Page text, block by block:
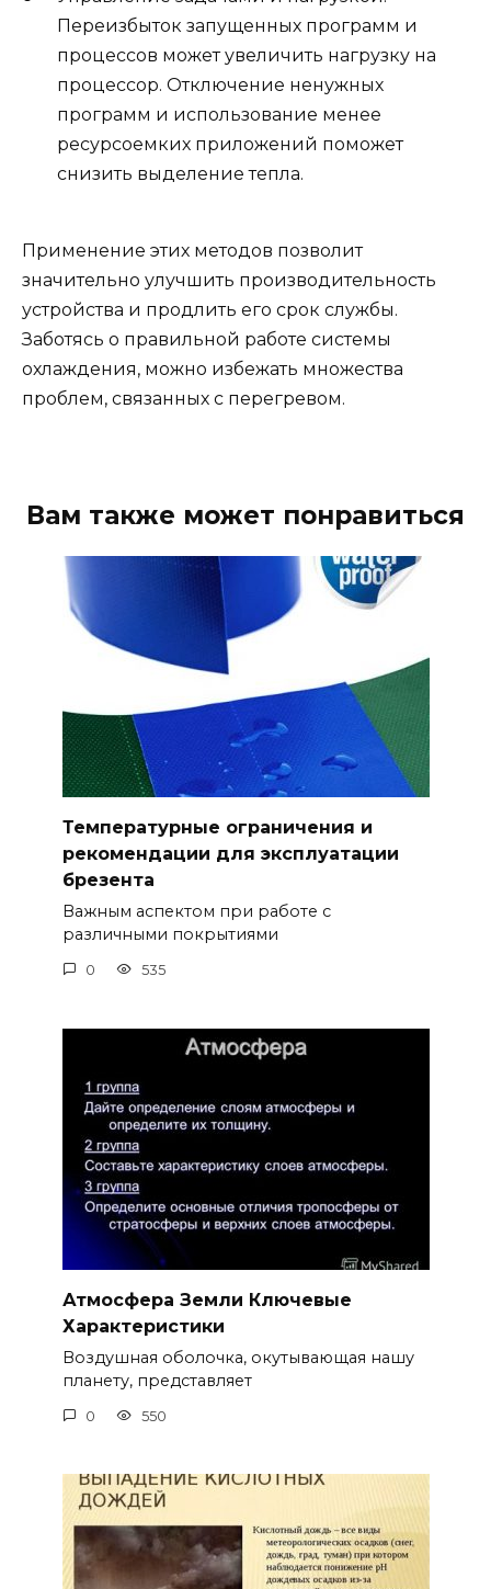
Переизбыток запущенных программ и
процессов может увеличить нагрузку на
процессор. Отключение ненужных
программ и использование менее
ресурсоемких приложений поможет
снизить выделение тепла.
Применение этих методов позволит
значительно улучшить производительность
устройства и продлить его срок службы.
Заботясь о правильной работе системы
охлаждения, можно избежать множества
проблем, связанных с перегревом.
Вам также может понравиться
Температурные ограничения и
рекомендации для эксплуатации
брезента
Важным аспектом при работе с
различными покрытиями
0 535
Атмосфера Земли Ключевые
Характеристики
Воздушная оболочка, окутывающая нашу
планету, представляет
0 550